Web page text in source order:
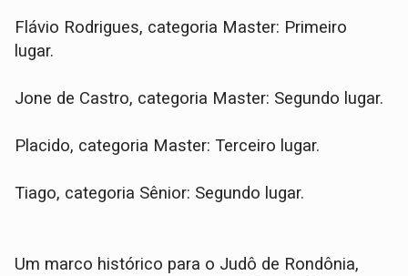
Flávio Rodrigues, categoria Master: Primeiro
lugar.
Jone de Castro, categoria Master: Segundo lugar.
Placido, categoria Master: Terceiro lugar.
Tiago, categoria Sênior: Segundo lugar.
Um marco histórico para o Judô de Rondônia,